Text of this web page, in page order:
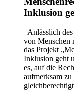
Inklusion
Anlässlich
von Menschen
das Projekt
Inklusion geht
es, auf die
aufmerksam